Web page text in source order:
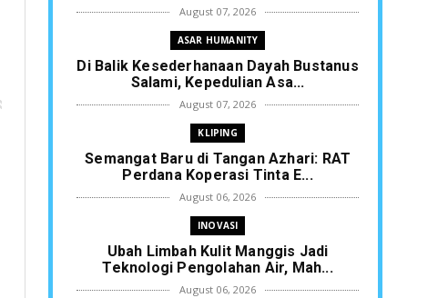
August 07, 2026
ASAR HUMANITY
Di Balik Kesederhanaan Dayah Bustanus
Salami, Kepedulian Asa...
August 07, 2026
KLIPING
Semangat Baru di Tangan Azhari: RAT
Perdana Koperasi Tinta E...
August 06, 2026
INOVASI
Ubah Limbah Kulit Manggis Jadi
Teknologi Pengolahan Air, Mah...
August 06, 2026